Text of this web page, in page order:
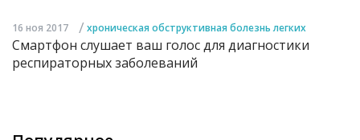
16 ноя 2017 / хроническая обструктивная болезнь легких
Смартфон слушает ваш голос для диагностики
респираторных заболеваний